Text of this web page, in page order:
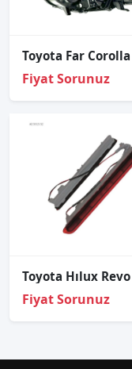
Fiyat Sorunuz
Fiyat Sorunuz